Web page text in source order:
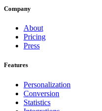
Company
About
Pricing
Press
Features
Personalization
Conversion
Statistics